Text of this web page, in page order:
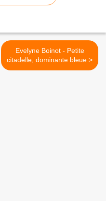
Evelyne Boinot - Petite
citadelle, dominante bleue >